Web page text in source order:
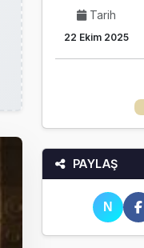
Tarih
22 Ekim 2025
PAYLAŞ
N